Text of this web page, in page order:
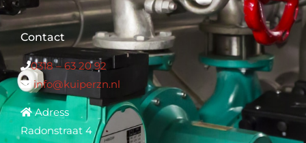
Contact
0318 – 63 20 92
info@kuiperzn.nl
Adress
Radonstraat 4